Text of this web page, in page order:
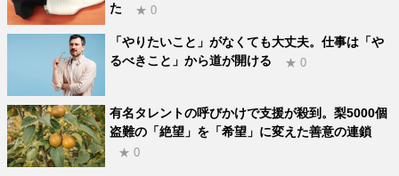
た
★ 0
「やりたいこと」がなくても大丈夫。仕事は「や
るべきこと」から道が開ける
★ 0
有名タレントの呼びかけで支援が殺到。梨5000個
盗難の「絶望」を「希望」に変えた善意の連鎖
★ 0